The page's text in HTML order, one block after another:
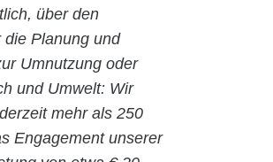
über den
Planung und
Umnutzung oder
und Umwelt: Wir
mehr als 250
Engagement unserer